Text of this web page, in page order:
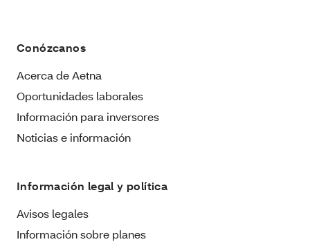
Conózcanos
Acerca de Aetna
Oportunidades laborales
Información para inversores
Noticias e información
Información legal y política
Avisos legales
Información sobre planes